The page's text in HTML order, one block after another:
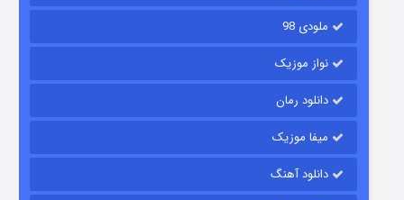
ملودی 98
نواز موزیک
دانلود رمان
میفا موزیک
دانلود آهنگ